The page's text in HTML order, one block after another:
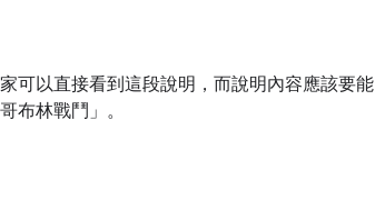
可以直接看到這段說明，而說明內容應該要能
布林戰鬥」。